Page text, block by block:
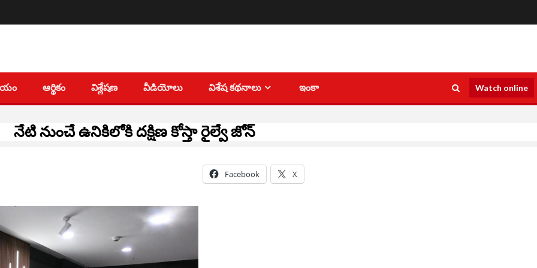
ఆర్థికం విశ్లేషణ వీడియోలు విశేష కథనాలు ఇంకా Watch online
నేటి నుంచే ఉనికిలోకి దక్షిణ కోస్తా రైల్వే జోన్‌
Facebook X